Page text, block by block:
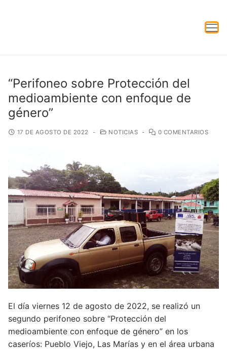
“Perifoneo sobre Protección del
medioambiente con enfoque de
género”
17 DE AGOSTO DE 2022 - NOTICIAS - 0 COMENTARIOS
El día viernes 12 de agosto de 2022, se realizó un
segundo perifoneo sobre “Protección del
medioambiente con enfoque de género” en los
caseríos: Pueblo Viejo, Las Marías y en el área urbana